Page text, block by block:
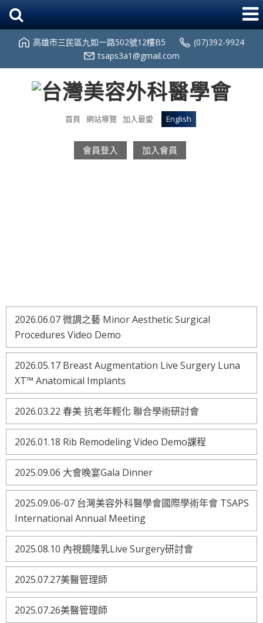
高雄市三民區九如一路502號12樓B5
(07)392-9924
tsaps3a1@gmail.com
首頁 網站導覽 加入最愛 English
會員登入 加入會員
2026.06.07 微調之藝 Minor Aesthetic Surgical
Procedures Video Demo
2026.05.17 Breast Augmentation Live Surgery Luna
XT™ Anatomical Implants
2026.03.22 春美 抗老年輕化 聯合學術研討會
2026.01.18 Rib Remodeling Video Demo課程
2025.09.06 大會晚宴Gala Dinner
2025.09.06-07 台灣美容外科醫學會國際學術年會 TSAPS
International Annual Meeting
2025.08.10 內視鏡隆乳Live Surgery研討會
2025.07.27美醫管理師
2025.07.26美醫管理師